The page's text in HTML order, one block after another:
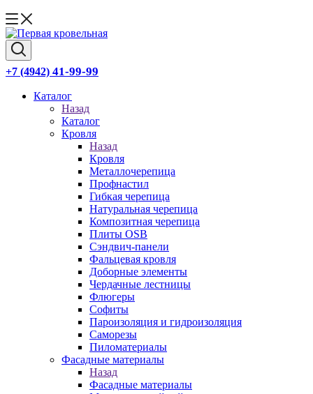
+7 (4942) 41-99-99
Каталог
Назад
Каталог
Кровля
Назад
Кровля
Металлочерепица
Профнастил
Гибкая черепица
Натуральная черепица
Композитная черепица
Плиты OSB
Сэндвич-панели
Фальцевая кровля
Доборные элементы
Чердачные лестницы
Флюгеры
Софиты
Пароизоляция и гидроизоляция
Саморезы
Пиломатериалы
Фасадные материалы
Назад
Фасадные материалы